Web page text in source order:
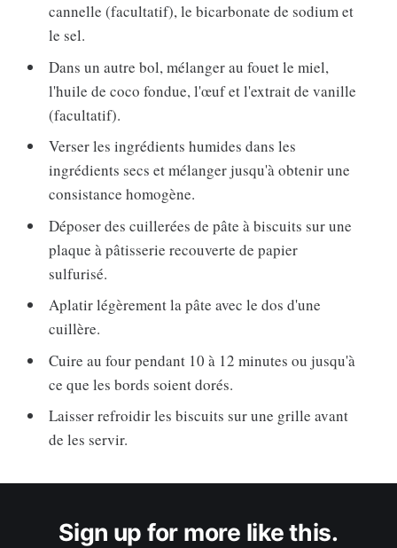
cannelle (facultatif), le bicarbonate de sodium et
le sel.
Dans un autre bol, mélanger au fouet le miel,
l'huile de coco fondue, l'œuf et l'extrait de vanille
(facultatif).
Verser les ingrédients humides dans les
ingrédients secs et mélanger jusqu'à obtenir une
consistance homogène.
Déposer des cuillerées de pâte à biscuits sur une
plaque à pâtisserie recouverte de papier
sulfurisé.
Aplatir légèrement la pâte avec le dos d'une
cuillère.
Cuire au four pendant 10 à 12 minutes ou jusqu'à
ce que les bords soient dorés.
Laisser refroidir les biscuits sur une grille avant
de les servir.
Sign up for more like this.